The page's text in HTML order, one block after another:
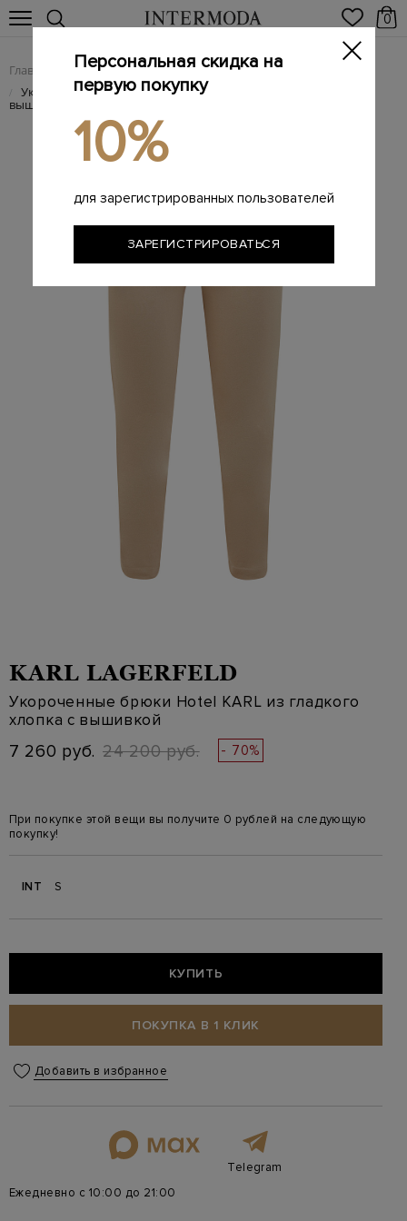
0
Главная Женщинам / Женская одежда / Женские брюки
/ Укороченные брюки Hotel KARL из гладкого хлопка с
вышивкой
KARL LAGERFELD
Укороченные брюки Hotel KARL из гладкого
хлопка с вышивкой
7 260 руб. 24 200 руб. - 70%
При покупке этой вещи вы получите 0 рублей на следующую
покупку!
INT S
КУПИТЬ
ПОКУПКА В 1 КЛИК
Добавить в избранное
Telegram
Ежедневно с 10:00 до 21:00
Персональная скидка на
первую покупку
10%
для зарегистрированных пользователей
ЗАРЕГИСТРИРОВАТЬСЯ